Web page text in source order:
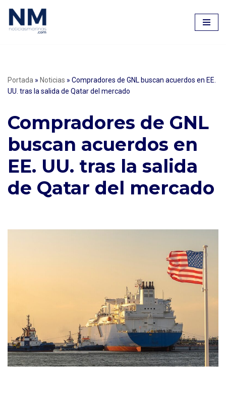
Saltar
Portada » Noticias » Compradores de GNL buscan acuerdos en EE.
UU. tras la salida de Qatar del mercado
Compradores de GNL
buscan acuerdos en
EE. UU. tras la salida
de Qatar del mercado